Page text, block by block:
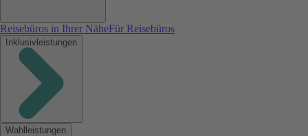
Reisebüros in Ihrer NäheFür Reisebüros
Inklusivleistungen
Wahlleistungen